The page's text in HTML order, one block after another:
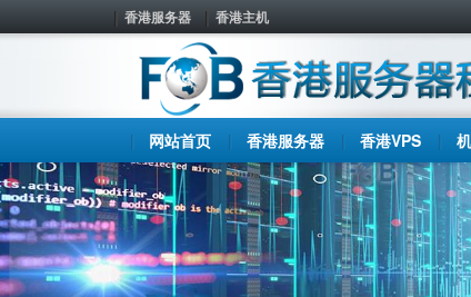
香港服务器 香港主机
网站首页 香港服务器 香港VPS